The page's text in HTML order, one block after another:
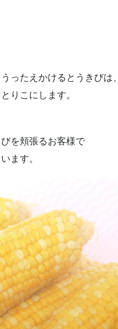
ったえかけるとうきびは、
りこにします。
を頬張るお客様で
ます。